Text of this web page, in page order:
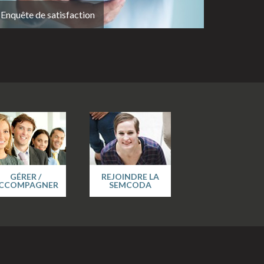
BRION (01)
CERDON (01)
Appartement - T3 - CERDON
LOGEMENT SOCIAL
Appartement 3 pièces / 67m
Prix : 616 €
Enquête de satisfaction
GÉRER /
REJOINDRE LA
SEMCODA